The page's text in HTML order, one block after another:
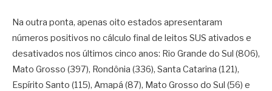
Na outra ponta, apenas oito estados apresentaram
números positivos no cálculo final de leitos SUS ativados e
desativados nos últimos cinco anos: Rio Grande do Sul (806),
Mato Grosso (397), Rondônia (336), Santa Catarina (121),
Espírito Santo (115), Amapá (87), Mato Grosso do Sul (56) e